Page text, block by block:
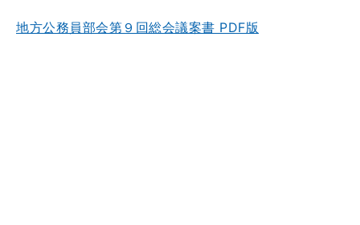
地方公務員部会第９回総会議案書 PDF版